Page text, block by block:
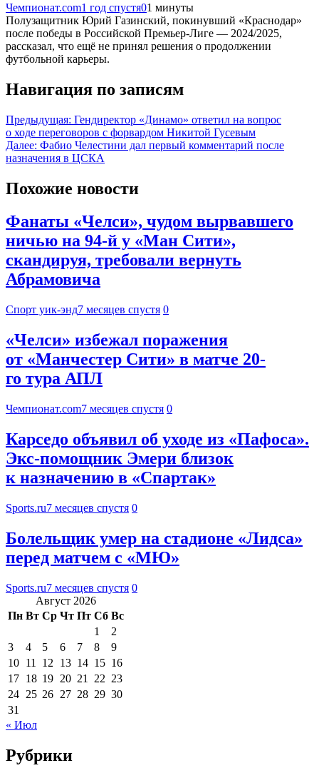
Чемпионат.com1 год спустя01 минуты
Полузащитник Юрий Газинский, покинувший «Краснодар»
после победы в Российской Премьер-Лиге — 2024/2025,
рассказал, что ещё не принял решения о продолжении
футбольной карьеры.
Навигация по записям
Предыдущая: Гендиректор «Динамо» ответил на вопрос
о ходе переговоров с форвардом Никитой Гусевым
Далее: Фабио Челестини дал первый комментарий после
назначения в ЦСКА
Похожие новости
Фанаты «Челси», чудом вырвавшего
ничью на 94-й у «Ман Сити»,
скандируя, требовали вернуть
Абрамовича
Спорт уик-энд7 месяцев спустя 0
«Челси» избежал поражения
от «Манчестер Сити» в матче 20-
го тура АПЛ
Чемпионат.com7 месяцев спустя 0
Карседо объявил об уходе из «Пафоса».
Экс-помощник Эмери близок
к назначению в «Спартак»
Sports.ru7 месяцев спустя 0
Болельщик умер на стадионе «Лидса»
перед матчем с «МЮ»
Sports.ru7 месяцев спустя 0
Август 2026
Пн Вт Ср Чт Пт Сб Вс
1
2
3
4 5 6 7 8
9
10 11 12 13 14 15 16
17 18 19 20 21 22 23
24 25 26 27 28 29 30
31
« Июл
Рубрики